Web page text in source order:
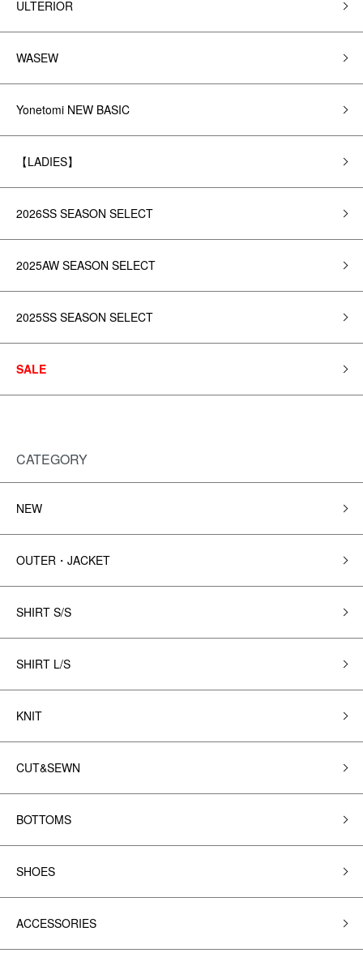
ULTERIOR
WASEW
Yonetomi NEW BASIC
【LADIES】
2026SS SEASON SELECT
2025AW SEASON SELECT
2025SS SEASON SELECT
SALE
CATEGORY
NEW
OUTER・JACKET
SHIRT S/S
SHIRT L/S
KNIT
CUT&SEWN
BOTTOMS
SHOES
ACCESSORIES